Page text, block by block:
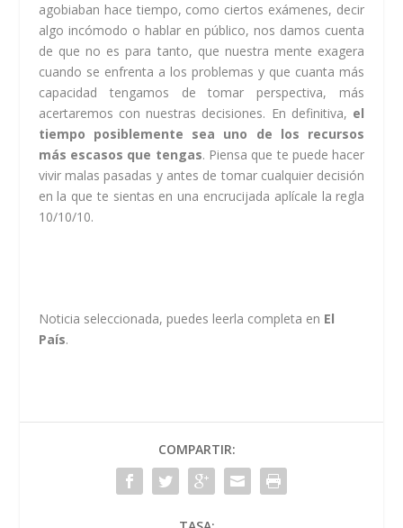
agobiaban hace tiempo, como ciertos exámenes, decir
algo incómodo o hablar en público, nos damos cuenta
de que no es para tanto, que nuestra mente exagera
cuando se enfrenta a los problemas y que cuanta más
capacidad tengamos de tomar perspectiva, más
acertaremos con nuestras decisiones. En definitiva, el
tiempo posiblemente sea uno de los recursos
más escasos que tengas. Piensa que te puede hacer
vivir malas pasadas y antes de tomar cualquier decisión
en la que te sientas en una encrucijada aplícale la regla
10/10/10.
Noticia seleccionada, puedes leerla completa en El
País.
COMPARTIR: